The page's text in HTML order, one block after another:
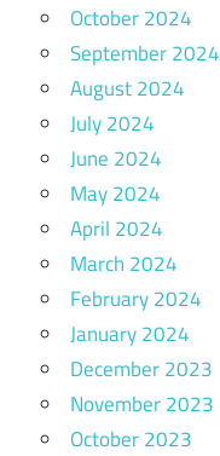
October 2024
September 2024
August 2024
July 2024
June 2024
May 2024
April 2024
March 2024
February 2024
January 2024
December 2023
November 2023
October 2023